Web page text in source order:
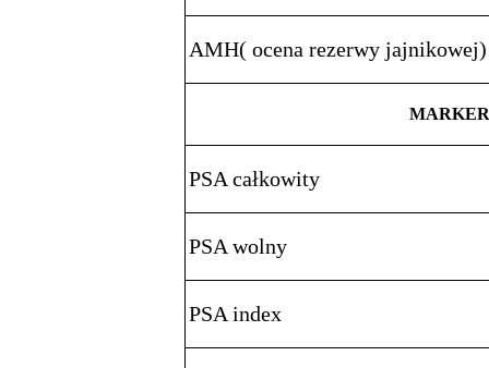
AMH( ocena rezerwy jajnikowej)
PSA całkowity
PSA wolny
PSA index